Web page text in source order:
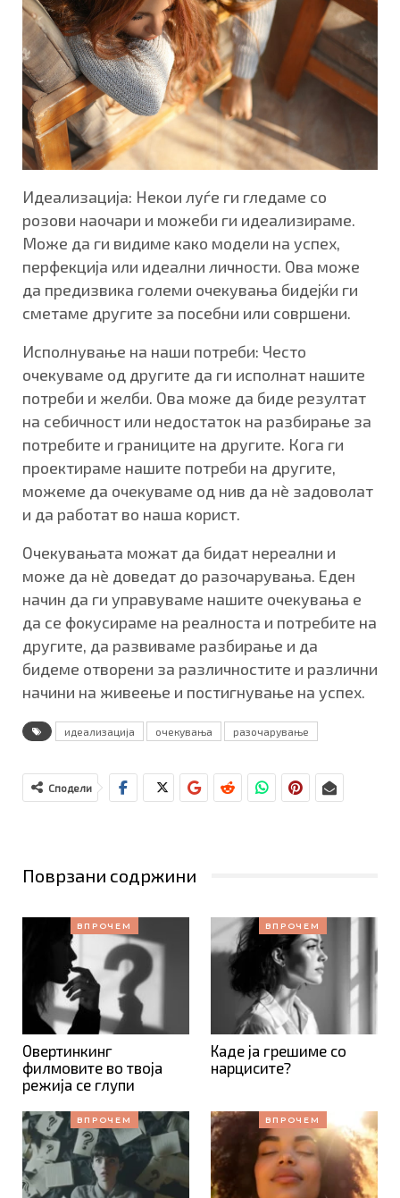
Идеализација: Некои луѓе ги гледаме со
розови наочари и можеби ги идеализираме.
Може да ги видиме како модели на успех,
перфекција или идеални личности. Ова може
да предизвика големи очекувања бидејќи ги
сметаме другите за посебни или совршени.
Исполнување на наши потреби: Често
очекуваме од другите да ги исполнат нашите
потреби и желби. Ова може да биде резултат
на себичност или недостаток на разбирање за
потребите и границите на другите. Кога ги
проектираме нашите потреби на другите,
можеме да очекуваме од нив да нè задоволат
и да работат во наша корист.
Очекувањата можат да бидат нереални и
може да нè доведат до разочарувања. Еден
начин да ги управуваме нашите очекувања е
да се фокусираме на реалноста и потребите на
другите, да развиваме разбирање и да
бидеме отворени за различностите и различни
начини на живеење и постигнување на успех.
идеализација очекувања разочарување
Сподели
Поврзани содржини
ВПРОЧЕМ
Овертинкинг
филмовите во твоја
режија се глупи
ВПРОЧЕМ
Каде ја грешиме со
нарцисите?
ВПРОЧЕМ ВПРОЧЕМ